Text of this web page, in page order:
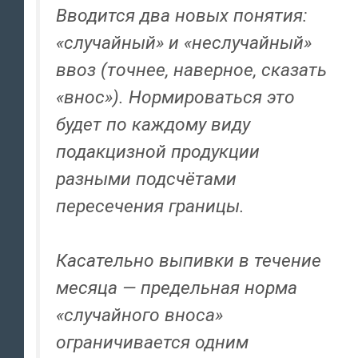
Вводится два новых понятия:
«случайный» и «неслучайный»
ввоз (точнее, наверное, сказать
«внос»). Нормироваться это
будет по каждому виду
подакцизной продукции
разными подсчётами
пересечения границы.
Касательно выпивки в течение
месяца — предельная норма
«случайного вноса»
ограничивается одним